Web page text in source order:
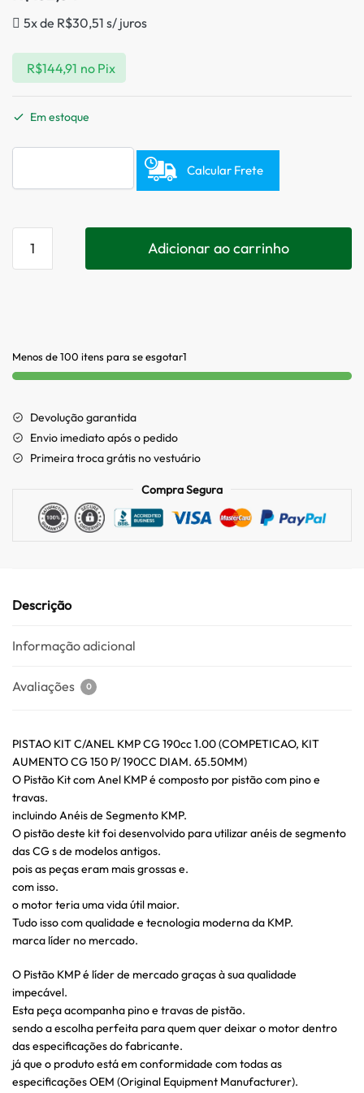
5x de R$30,51 s/ juros
R$144,91 no Pix
Em estoque
Calcular Frete
Adicionar ao carrinho
Menos de 100 itens para se esgotar1
Devolução garantida
Envio imediato após o pedido
Primeira troca grátis no vestuário
Compra Segura
Descrição
Informação adicional
Avaliações 0
PISTAO KIT C/ANEL KMP CG 190cc 1.00 (COMPETICAO, KIT
AUMENTO CG 150 P/ 190CC DIAM. 65.50MM)
O Pistão Kit com Anel KMP é composto por pistão com pino e
travas.
incluindo Anéis de Segmento KMP.
O pistão deste kit foi desenvolvido para utilizar anéis de segmento
das CG s de modelos antigos.
pois as peças eram mais grossas e.
com isso.
o motor teria uma vida útil maior.
Tudo isso com qualidade e tecnologia moderna da KMP.
marca líder no mercado.
O Pistão KMP é líder de mercado graças à sua qualidade
impecável.
Esta peça acompanha pino e travas de pistão.
sendo a escolha perfeita para quem quer deixar o motor dentro
das especificações do fabricante.
já que o produto está em conformidade com todas as
especificações OEM (Original Equipment Manufacturer).